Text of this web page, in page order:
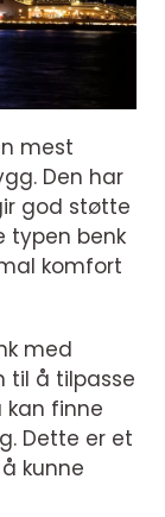
mest
Den har
god støtte
typen benk
komfort
med
til å tilpasse
kan finne
Dette er et
kunne